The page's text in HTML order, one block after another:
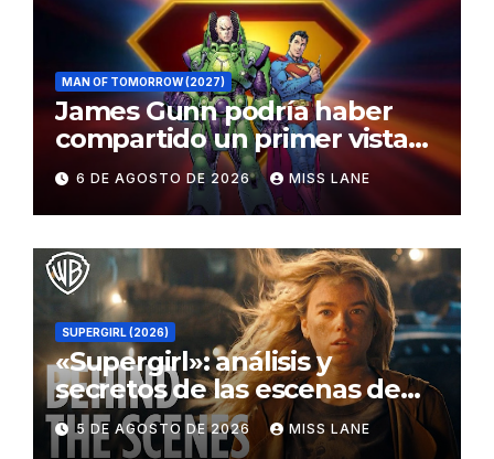
MAN OF TOMORROW (2027)
James Gunn podría haber
compartido un primer vistazo
al traje de Brainiac
6 DE AGOSTO DE 2026 MISS LANE
SUPERGIRL (2026)
«Supergirl»: análisis y
secretos de las escenas de
lucha
5 DE AGOSTO DE 2026 MISS LANE